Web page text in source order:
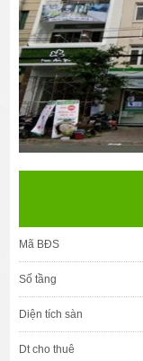
Mã BĐS
Số tầng
Diện tích sàn
Dt cho thuê